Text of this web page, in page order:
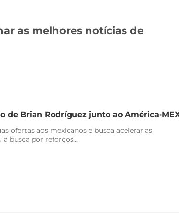
as melhores notícias de
de Brian Rodríguez junto ao América-
ofertas aos mexicanos e busca acelerar as
busca por reforços...